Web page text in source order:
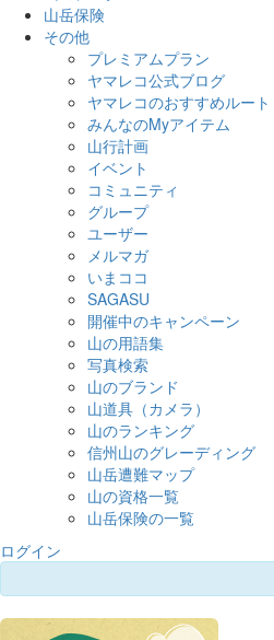
山岳保険
その他
プレミアムプラン
ヤマレコ公式ブログ
ヤマレコのおすすめルート
みんなのMyアイテム
山行計画
イベント
コミュニティ
グループ
ユーザー
メルマガ
いまココ
SAGASU
開催中のキャンペーン
山の用語集
写真検索
山のブランド
山道具（カメラ）
山のランキング
信州山のグレーディング
山岳遭難マップ
山の資格一覧
山岳保険の一覧
ログイン